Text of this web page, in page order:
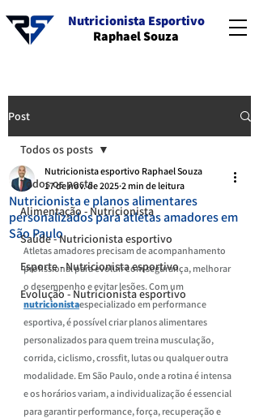
Nutricionista Esportivo
Raphael Souza
Post
Todos os posts
Alimentação - Nutricionista
Saúde - Nutricionista esportivo
Esporte - Nutricionista esportivo
Evolução - Nutricionista esportivo
Todos os posts
Nutricionista e planos alimentares
personalizados para atletas amadores em
São Paulo
Nutricionista esportivo Raphael Souza
17 de nov. de 2025 2 min de leitura
Atletas amadores precisam de acompanhamento
profissional para evoluir com segurança, melhorar
o desempenho e evitar lesões. Com um
nutricionistaespecializado em performance
esportiva, é possível criar planos alimentares
personalizados para quem treina musculação,
corrida, ciclismo, crossfit, lutas ou qualquer outra
modalidade. Em São Paulo, onde a rotina é intensa
e os horários variam, a individualização é essencial
para garantir performance, força, recuperação e